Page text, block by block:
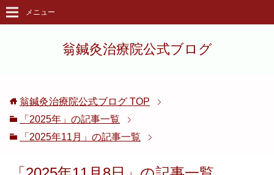
翁鍼灸治療院公式ブログ
メニュー
翁鍼灸治療院公式ブログ TOP
「2025年」の記事一覧
「2025年11月」の記事一覧